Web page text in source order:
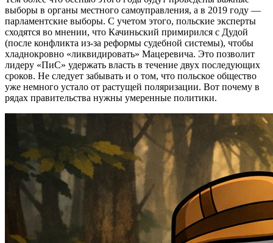
выборы в органы местного самоуправления, а в 2019 году —
парламентские выборы. С учетом этого, польские эксперты
сходятся во мнении, что Качиньский примирился с Дудой
(после конфликта из-за реформы судебной системы), чтобы
хладнокровно «ликвидировать» Мацеревича. Это позволит
лидеру «ПиС» удержать власть в течение двух последующих
сроков. Не следует забывать и о том, что польское общество
уже немного устало от растущей поляризации. Вот почему в
рядах правительства нужны умеренные политики.